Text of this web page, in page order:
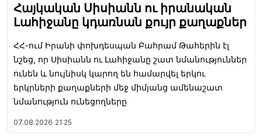
Հայկական Սիսիանն ու իրանական
Լահիջանը կդառնան քույր քաղաքներ
ՀՀ-ում Իրանի փոխդեսպան Բահրամ Թահերին էլ
նշեց, որ Սիսիանն ու Լահիջանը շատ նմանություններ
ունեն և նույնիսկ կարող են համարվել երկու
երկրների քաղաքների մեջ միմյանց ամենաշատ
նմանություն ունեցողները
07.08.2026 21:25